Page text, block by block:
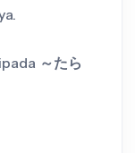
～たら